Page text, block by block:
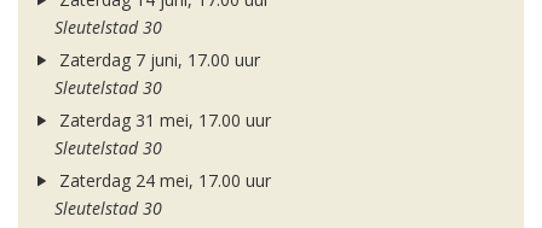
Sleutelstad 30
Zaterdag 7 juni, 17.00 uur
Sleutelstad 30
Zaterdag 31 mei, 17.00 uur
Sleutelstad 30
Zaterdag 24 mei, 17.00 uur
Sleutelstad 30